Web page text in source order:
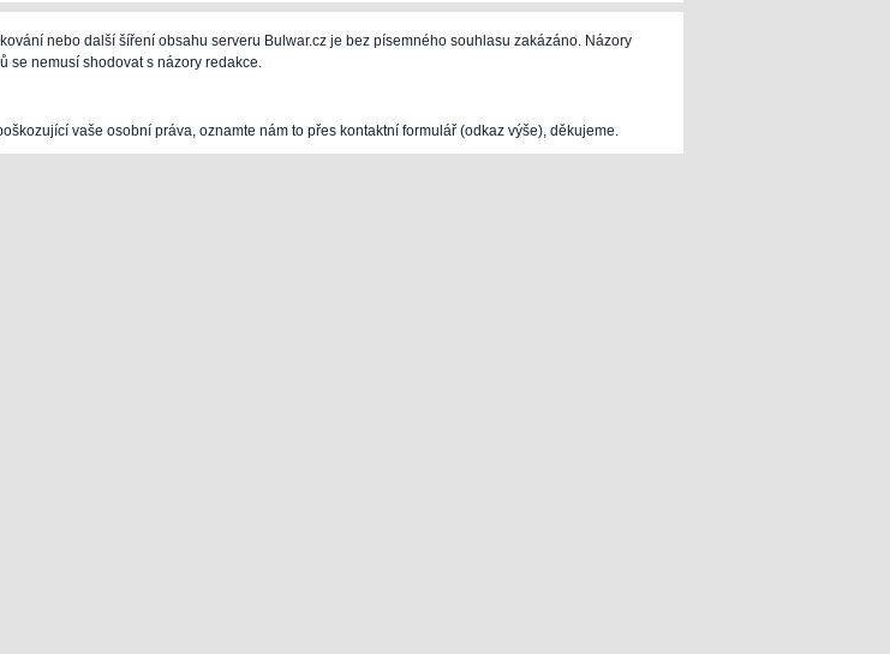
nebo další šíření obsahu serveru Bulwar.cz je bez písemného souhlasu zakázáno. Názory
se nemusí shodovat s názory redakce.
vaše osobní práva, oznamte nám to přes kontaktní formulář (odkaz výše), děkujeme.